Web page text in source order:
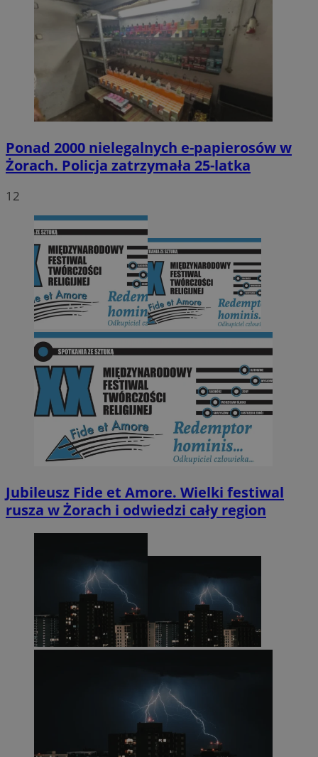
Ponad 2000 nielegalnych e-papierosów w
Żorach. Policja zatrzymała 25-latka
12
Jubileusz Fide et Amore. Wielki festiwal
rusza w Żorach i odwiedzi cały region